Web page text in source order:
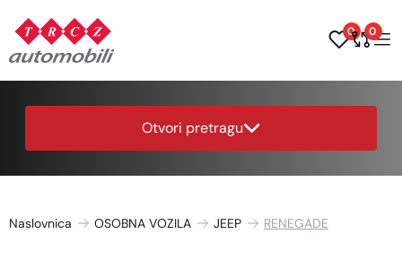
0 0
Otvori pretragu
Naslovnica OSOBNA VOZILA JEEP RENEGADE